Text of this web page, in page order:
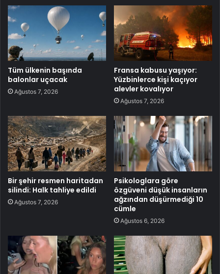
Tüm ülkenin başında
balonlar uçacak
Ağustos 7, 2026
Fransa kabusu yaşıyor:
Yüzbinlerce kişi kaçıyor
alevler kovalıyor
Ağustos 7, 2026
Bir şehir resmen haritadan
silindi: Halk tahliye edildi
Ağustos 7, 2026
Psikologlara göre
özgüveni düşük insanların
ağzından düşürmediği 10
cümle
Ağustos 6, 2026